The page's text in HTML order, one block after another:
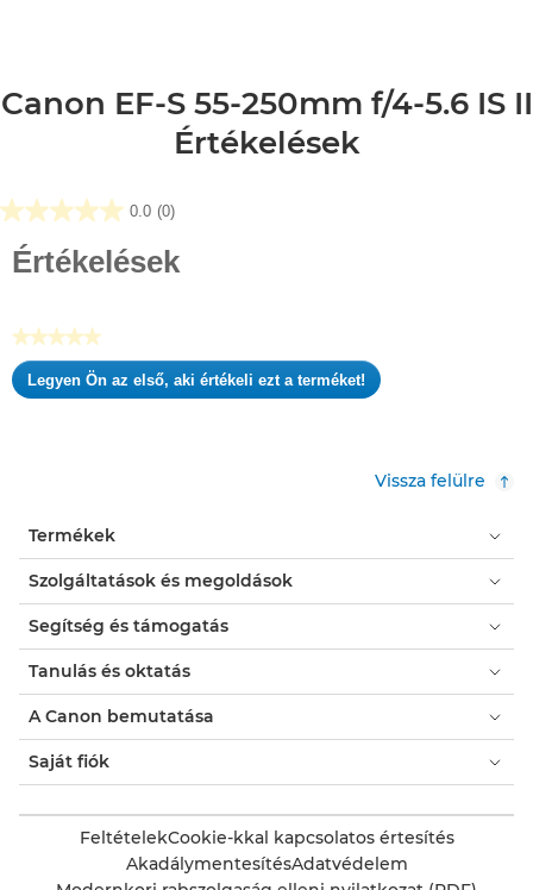
Canon EF-S 55-250mm f/4-5.6 IS II
Értékelések
0.0 (0)
0.0
elérhető
Értékelések
★★★★★
Nincs
értékelési
Legyen Ön az első, aki értékeli ezt a terméket!
.
nyitni
egy
modális
párbeszédpanelt.
Vissza felülre
Termékek
Szolgáltatások és megoldások
Segítség és támogatás
Tanulás és oktatás
A Canon bemutatása
Saját fiók
FeltételekCookie-kkal kapcsolatos értesítés
AkadálymentesítésAdatvédelem